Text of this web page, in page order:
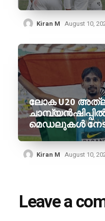
Kiran M August 10,
ലോക U20
മെഡലുകൾ
Kiran M August 10,
Leave a